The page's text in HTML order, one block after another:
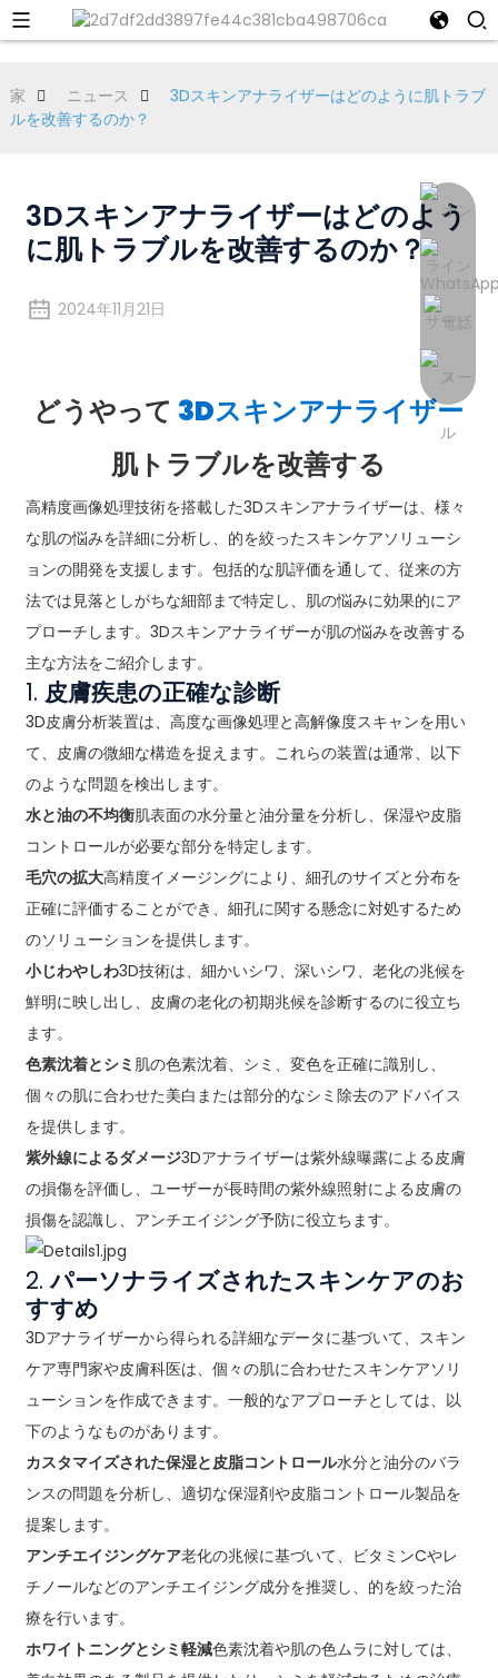
家 ニュース
3Dスキンアナライザーはどのように肌トラブ
ルを改善するのか？
3Dスキンアナライザーはどのよう
に肌トラブルを改善するのか？
2024年11月21日
どうやって 3Dスキンアナライザー
肌トラブルを改善する
高精度画像処理技術を搭載した3Dスキンアナライザーは、様々
な肌の悩みを詳細に分析し、的を絞ったスキンケアソリューシ
ョンの開発を支援します。包括的な肌評価を通して、従来の方
法では見落としがちな細部まで特定し、肌の悩みに効果的にア
プローチします。3Dスキンアナライザーが肌の悩みを改善する
主な方法をご紹介します。
1. 皮膚疾患の正確な診断
3D皮膚分析装置は、高度な画像処理と高解像度スキャンを用い
て、皮膚の微細な構造を捉えます。これらの装置は通常、以下
のような問題を検出します。
水と油の不均衡肌表面の水分量と油分量を分析し、保湿や皮脂
コントロールが必要な部分を特定します。
毛穴の拡大高精度イメージングにより、細孔のサイズと分布を
正確に評価することができ、細孔に関する懸念に対処するため
のソリューションを提供します。
小じわやしわ3D技術は、細かいシワ、深いシワ、老化の兆候を
鮮明に映し出し、皮膚の老化の初期兆候を診断するのに役立ち
ます。
色素沈着とシミ肌の色素沈着、シミ、変色を正確に識別し、
個々の肌に合わせた美白または部分的なシミ除去のアドバイス
を提供します。
紫外線によるダメージ3Dアナライザーは紫外線曝露による皮膚
の損傷を評価し、ユーザーが長時間の紫外線照射による皮膚の
損傷を認識し、アンチエイジング予防に役立ちます。
2.パーソナライズされたスキンケアのお
すすめ
3Dアナライザーから得られる詳細なデータに基づいて、スキン
ケア専門家や皮膚科医は、個々の肌に合わせたスキンケアソリ
ューションを作成できます。一般的なアプローチとしては、以
下のようなものがあります。
カスタマイズされた保湿と皮脂コントロール水分と油分のバラ
ンスの問題を分析し、適切な保湿剤や皮脂コントロール製品を
提案します。
アンチエイジングケア老化の兆候に基づいて、ビタミンCやレ
チノールなどのアンチエイジング成分を推奨し、的を絞った治
療を行います。
ホワイトニングとシミ軽減色素沈着や肌の色ムラに対しては、